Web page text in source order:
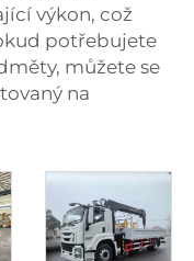
výkon, což
potřebujete
můžete se
na